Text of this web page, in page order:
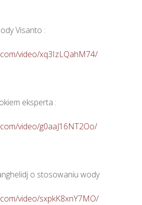
Visanto :
video/xq3IzLQahM74/
eksperta :
video/g0aaJ16NT2Oo/
o stosowaniu wody
video/sxpkK8xnY7MO/